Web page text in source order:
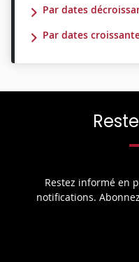
Par dates
Par dates
Restez informé en
notifications.